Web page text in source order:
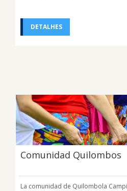
DETALHES
Comunidad Quilombos
La comunidad de Quilombola